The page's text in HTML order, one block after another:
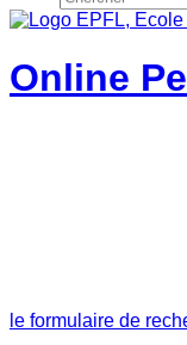
Online
le formulaire de